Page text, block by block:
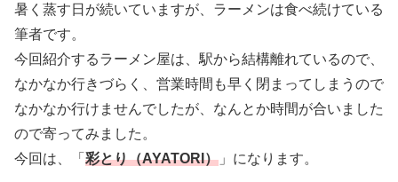
暑く蒸す日が続いていますが、ラーメンは食べ続けている
筆者です。
今回紹介するラーメン屋は、駅から結構離れているので、
なかなか行きづらく、営業時間も早く閉まってしまうので
なかなか行けませんでしたが、なんとか時間が合いました
ので寄ってみました。
今回は、「 彩とり（AYATORI） 」になります。